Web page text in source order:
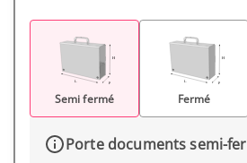
Semi fermé Fermé
Porte documents semi-